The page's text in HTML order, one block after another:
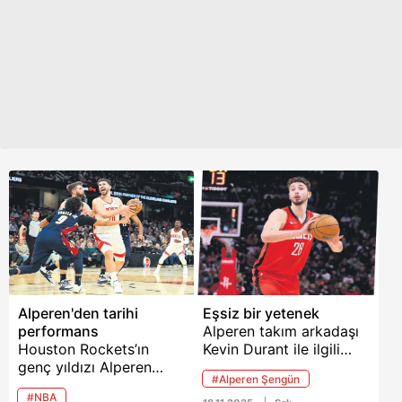
Alperen'den tarihi
performans
Houston Rockets’ın
genç yıldızı Alperen
Şengün, üst üste üç
#NBA
Eşsiz bir yetenek
Alperen takım arkadaşı
Kevin Durant ile ilgili
“Birbirimize çok
güveniyoruz. Bu takımın
#Alperen Şengün